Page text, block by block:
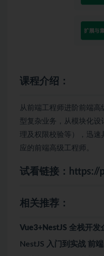
课程介绍：
从前端工程师进阶前端
型复杂业务，从模块化
理及权限校验等），迅
应的前端高级工程师。
试看链接： https://
相关推荐：
Vue3+NestJS 全栈开
NestJS 入门到实战 前